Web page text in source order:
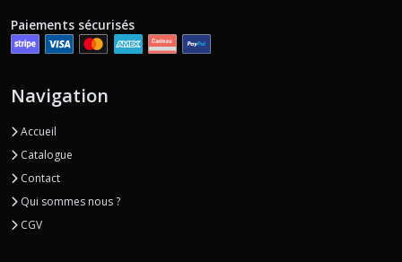
Paiements sécurisés
Navigation
Accueil
Catalogue
Contact
Qui sommes nous ?
CGV